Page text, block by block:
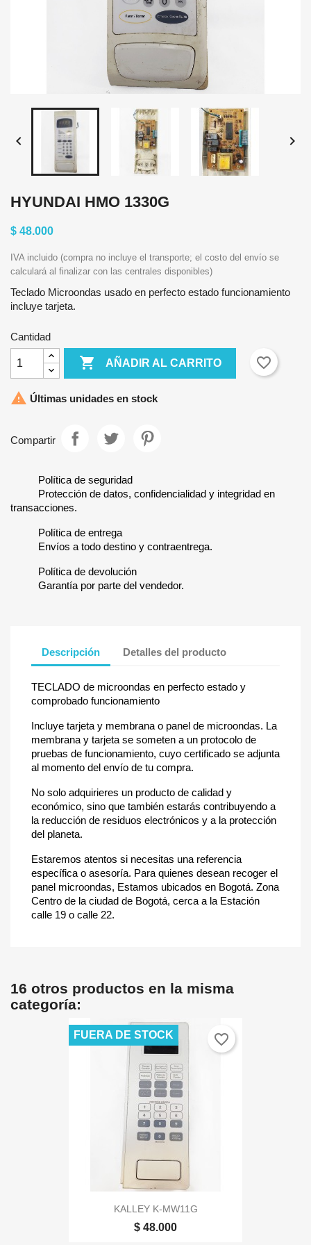
 
HYUNDAI HMO 1330G
$ 48.000
IVA incluido (compra no incluye el transporte; el costo del envío se
calculará al finalizar con las centrales disponibles)
Teclado Microondas usado en perfecto estado funcionamiento
incluye tarjeta.
Cantidad
 AÑADIR AL CARRITO favorite_border
 Últimas unidades en stock
Compartir
Política de seguridad
Protección de datos, confidencialidad y integridad en
transacciones.
Política de entrega
Envíos a todo destino y contraentrega.
Política de devolución
Garantía por parte del vendedor.
Descripción Detalles del producto
TECLADO de microondas en perfecto estado y
comprobado funcionamiento
Incluye tarjeta y membrana o panel de microondas. La
membrana y tarjeta se someten a un protocolo de
pruebas de funcionamiento, cuyo certificado se adjunta
al momento del envío de tu compra.
No solo adquirieres un producto de calidad y
económico, sino que también estarás contribuyendo a
la reducción de residuos electrónicos y a la protección
del planeta.
Estaremos atentos si necesitas una referencia
específica o asesoría. Para quienes desean recoger el
panel microondas, Estamos ubicados en Bogotá. Zona
Centro de la ciudad de Bogotá, cerca a la Estación
calle 19 o calle 22.
16 otros productos en la misma
categoría:
KALLEY K-MW11G
$ 48.000
FUERA DE STOCK favorite_border